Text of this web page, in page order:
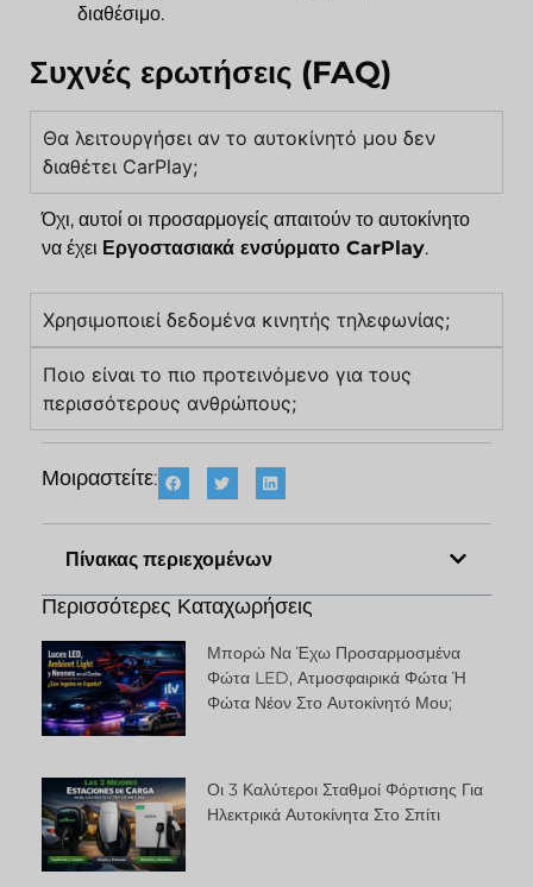
διαθέσιμο.
Συχνές ερωτήσεις (FAQ)
Θα λειτουργήσει αν το αυτοκίνητό μου δεν
διαθέτει CarPlay;
Όχι, αυτοί οι προσαρμογείς απαιτούν το αυτοκίνητο
να έχει Εργοστασιακά ενσύρματο CarPlay.
Χρησιμοποιεί δεδομένα κινητής τηλεφωνίας;
Ποιο είναι το πιο προτεινόμενο για τους
περισσότερους ανθρώπους;
Μοιραστείτε:
Πίνακας περιεχομένων
Περισσότερες Καταχωρήσεις
Μπορώ Να Έχω Προσαρμοσμένα
Φώτα LED, Ατμοσφαιρικά Φώτα Ή
Φώτα Νέον Στο Αυτοκίνητό Μου;
Οι 3 Καλύτεροι Σταθμοί Φόρτισης Για
Ηλεκτρικά Αυτοκίνητα Στο Σπίτι